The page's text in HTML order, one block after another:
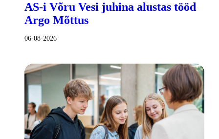
AS-i Võru Vesi juhina alustas tööd
Argo Mõttus
06-08-2026